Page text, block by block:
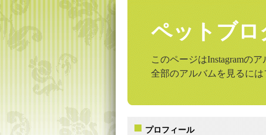
ペットブロ
このページはInstagramの
全部のアルバムを見るには
プロフィール